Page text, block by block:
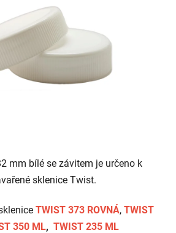
mm bílé se závitem je určeno k
sklenice Twist.
TWIST 373 ROVNÁ, TWIST
350 ML, TWIST 235 ML